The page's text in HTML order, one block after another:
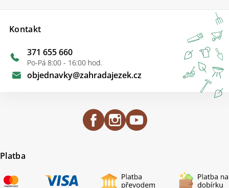
Kontakt
objednavky@zahradajezek.cz
371 655 660
Po-Pá 8:00 - 16:00 hod.
Platba